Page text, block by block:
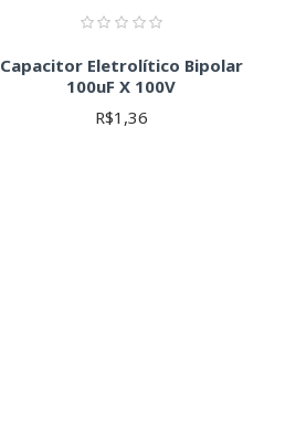
Capacitor Eletrolítico Bipolar
100uF X 100V
R$1,36